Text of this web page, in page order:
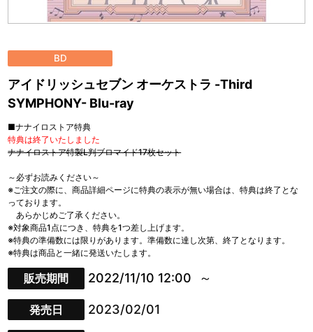
BD
アイドリッシュセブン オーケストラ -Third
SYMPHONY- Blu-ray
■ナナイロストア特典
特典は終了いたしました
ナナイロストア特製L判ブロマイド17枚セット
～必ずお読みください～
※ご注文の際に、商品詳細ページに特典の表示が無い場合は、特典は終了とな
っております。
あらかじめご了承ください。
※対象商品1点につき、特典を1つ差し上げます。
※特典の準備数には限りがあります。準備数に達し次第、終了となります。
※特典は商品と一緒に発送いたします。
販売期間 2022/11/10 12:00
発売日 2023/02/01